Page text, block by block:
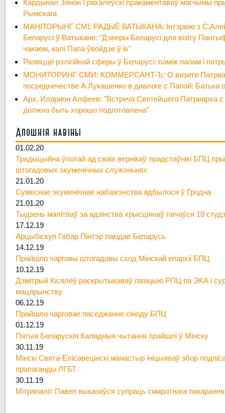
Кардынал Зянон Грахалеўскі пракаментаваў магчымы
Рымскага
МАНІТОРЫНГ СМІ: РАДЫЁ ВАТЫКАНА: Інтэрвію з
Беларусі ў Ватыкане: "Дзверы Беларусі для візіту
чакаем, калі Папа ўвойдзе ў іх"
Развіццё рэлігійнай сферы ў Беларусі: паміж папам і
МОНИТОРИНГ СМИ: КОММЕРСАНТ-Ъ: О визите
посреднечестве А.Лукашенко в диалоге с Папой: Батька
Арх. Иларион Алфеев: "Встреча Святейшего Патриарха
должна быть хорошо подготовлена"
Апошнія навіны
01.02.20
Традыцыйна ўпотай ад сваіх вернікаў прадстаўнікі БПЦ
штогадовых экуменічных служэньнях
21.01.20
Сумеснае экуменічнае набажэнства адбылося ў Гродна
21.01.20
Тыдзень малітваў за адзінства хрысціянаў пачаўся 18
17.12.19
Арцыбіскуп Габар Пінтэр пакідае Беларусь
14.12.19
Прайшло чарговы штогадовы сход Мінскай епархіі БПЦ
10.12.19
Дзмітрый Кісялёў раскрытыкаваў пазіцыю РПЦ па ЭКА і
мацярынству
06.12.19
Прайшло чарговае паседжанне сіноду БПЦ
01.12.19
Пятыя Беларускія Калядныя чытання прайшлі ў Мінску
30.11.19
Мінскі Свята-Елісавецінскі манастыр ініцыяваў збор
прапаганды ЛГБТ
30.11.19
Мітрапаліт Павел выказаўся супраць смяротнага пакарання